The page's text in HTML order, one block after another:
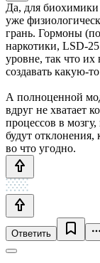
Да, для биохимики
уже
грань. Гормоны
наркотики, LSD-
уровне, так что их
создавать какую-
А полноценной
вдруг не хватает
процессов в
будут отклонения,
во что угодно.
Ответить